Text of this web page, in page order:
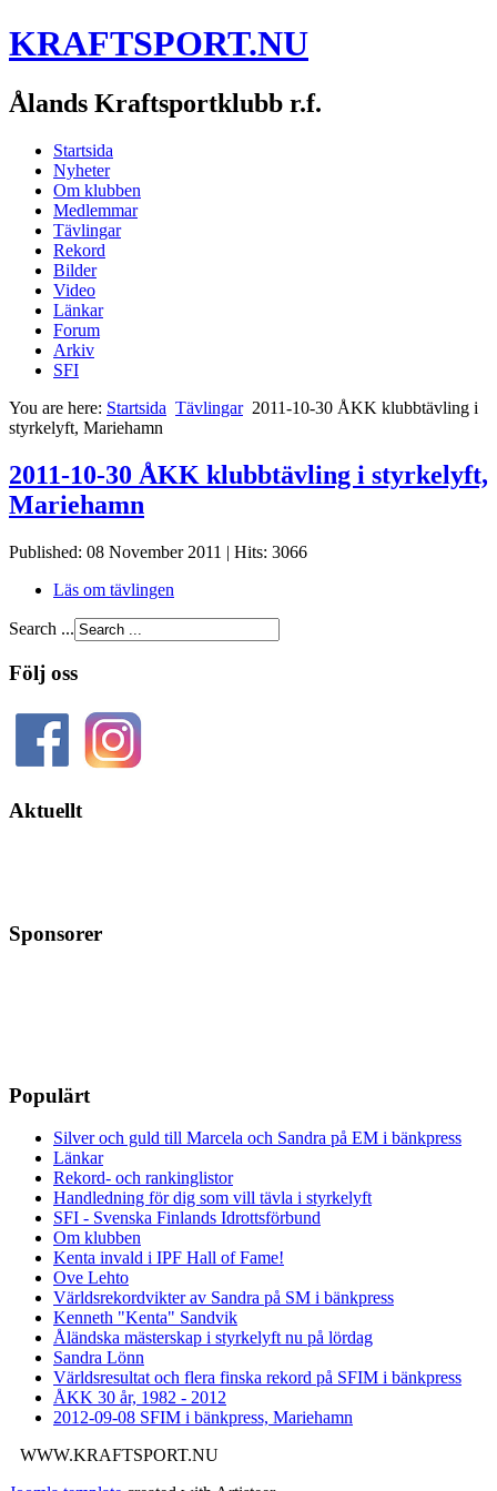
KRAFTSPORT.NU
Ålands Kraftsportklubb r.f.
Startsida
Nyheter
Om klubben
Medlemmar
Tävlingar
Rekord
Bilder
Video
Länkar
Forum
Arkiv
SFI
You are here: Startsida Tävlingar 2011-10-30 ÅKK klubbtävling i
styrkelyft, Mariehamn
2011-10-30 ÅKK klubbtävling i styrkelyft,
Mariehamn
Published: 08 November 2011 | Hits: 3066
Läs om tävlingen
Search ...
Följ oss
Aktuellt
Sponsorer
Populärt
Silver och guld till Marcela och Sandra på EM i bänkpress
Länkar
Rekord- och rankinglistor
Handledning för dig som vill tävla i styrkelyft
SFI - Svenska Finlands Idrottsförbund
Om klubben
Kenta invald i IPF Hall of Fame!
Ove Lehto
Världsrekordvikter av Sandra på SM i bänkpress
Kenneth "Kenta" Sandvik
Åländska mästerskap i styrkelyft nu på lördag
Sandra Lönn
Världsresultat och flera finska rekord på SFIM i bänkpress
ÅKK 30 år, 1982 - 2012
2012-09-08 SFIM i bänkpress, Mariehamn
WWW.KRAFTSPORT.NU